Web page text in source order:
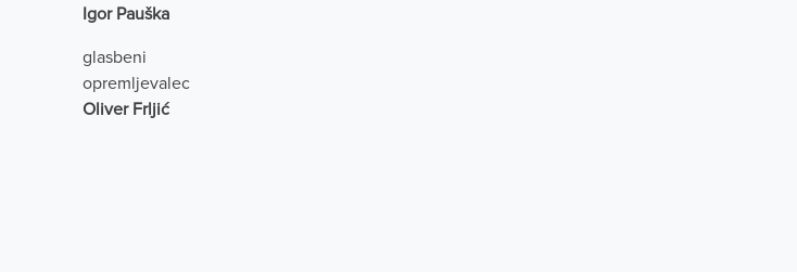
Igor Pauška
glasbeni
opremljevalec
Oliver Frljić